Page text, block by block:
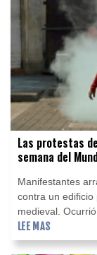
Las protestas
semana del
Manifestantes
contra un edificio
medieval.
semana del
LEE MAS